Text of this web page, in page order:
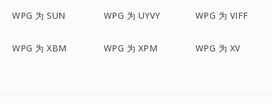
WPG 为 SUN WPG 为 UYVY WPG 为 VIFF
WPG 为 XBM WPG 为 XPM WPG 为 XV